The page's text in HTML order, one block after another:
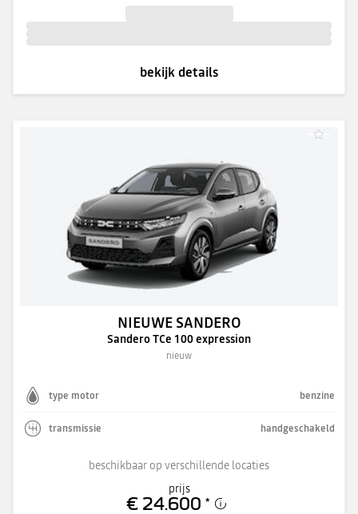
bekijk details
NIEUWE SANDERO
Sandero TCe 100 expression
nieuw
type motor benzine
transmissie handgeschakeld
beschikbaar op verschillende locaties
prijs
€ 24.600 *